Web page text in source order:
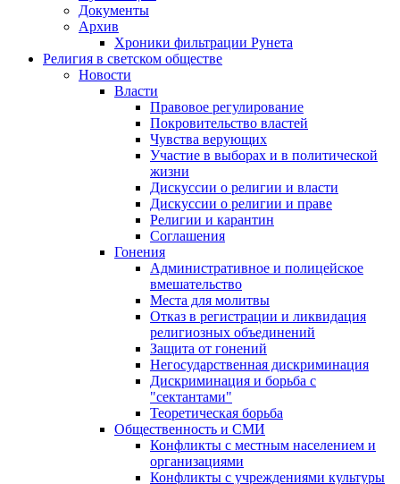
Документы
Архив
Хроники фильтрации Рунета
Религия в светском обществе
Новости
Власти
Правовое регулирование
Покровительство властей
Чувства верующих
Участие в выборах и в политической
жизни
Дискуссии о религии и власти
Дискуссии о религии и праве
Религии и карантин
Соглашения
Гонения
Административное и полицейское
вмешательство
Места для молитвы
Отказ в регистрации и ликвидация
религиозных объединений
Защита от гонений
Негосударственная дискриминация
Дискриминация и борьба с
"сектантами"
Теоретическая борьба
Общественность и СМИ
Конфликты с местным населением и
организациями
Конфликты с учреждениями культуры